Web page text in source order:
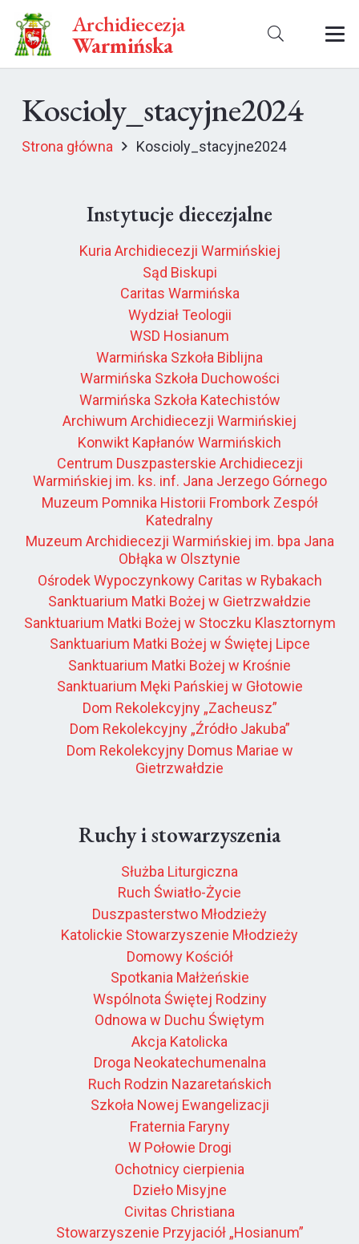
Archidiecezja
Warmińska
Koscioly_stacyjne2024
Strona główna Koscioly_stacyjne2024
Instytucje diecezjalne
Kuria Archidiecezji Warmińskiej
Sąd Biskupi
Caritas Warmińska
Wydział Teologii
WSD Hosianum
Warmińska Szkoła Biblijna
Warmińska Szkoła Duchowości
Warmińska Szkoła Katechistów
Archiwum Archidiecezji Warmińskiej
Konwikt Kapłanów Warmińskich
Centrum Duszpasterskie Archidiecezji
Warmińskiej im. ks. inf. Jana Jerzego Górnego
Muzeum Pomnika Historii Frombork Zespół
Katedralny
Muzeum Archidiecezji Warmińskiej im. bpa Jana
Obłąka w Olsztynie
Ośrodek Wypoczynkowy Caritas w Rybakach
Sanktuarium Matki Bożej w Gietrzwałdzie
Sanktuarium Matki Bożej w Stoczku Klasztornym
Sanktuarium Matki Bożej w Świętej Lipce
Sanktuarium Matki Bożej w Krośnie
Sanktuarium Męki Pańskiej w Głotowie
Dom Rekolekcyjny „Zacheusz”
Dom Rekolekcyjny „Źródło Jakuba”
Dom Rekolekcyjny Domus Mariae w
Gietrzwałdzie
Ruchy i stowarzyszenia
Służba Liturgiczna
Ruch Światło-Życie
Duszpasterstwo Młodzieży
Katolickie Stowarzyszenie Młodzieży
Domowy Kościół
Spotkania Małżeńskie
Wspólnota Świętej Rodziny
Odnowa w Duchu Świętym
Akcja Katolicka
Droga Neokatechumenalna
Ruch Rodzin Nazaretańskich
Szkoła Nowej Ewangelizacji
Fraternia Faryny
W Połowie Drogi
Ochotnicy cierpienia
Dzieło Misyjne
Civitas Christiana
Stowarzyszenie Przyjaciół „Hosianum”